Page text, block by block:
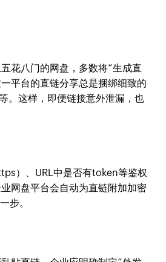
花八门的网盘，多数将“生成直
平台的直链分享总是捆绑细致的
。这样，即便链接意外泄漏，也
）、URL中是否有token等鉴权
网盘平台会自动为直链附加加密
步。